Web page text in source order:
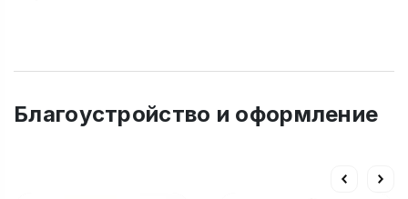
Благоустройство и оформление